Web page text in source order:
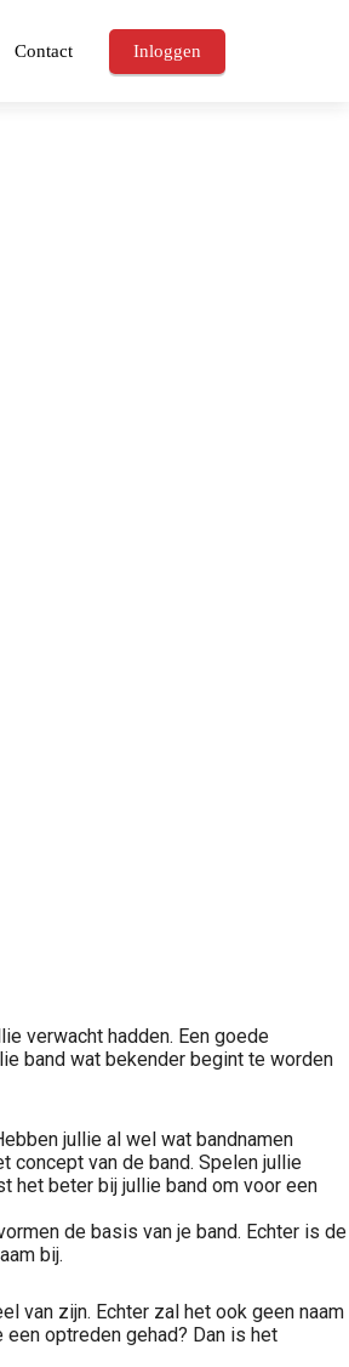
Contact Inloggen
verwacht hadden. Een goede
band wat bekender begint te worden
jullie al wel wat bandnamen
concept van de band. Spelen jullie
het beter bij jullie band om voor een
de basis van je band. Echter is de
bij.
van zijn. Echter zal het ook geen naam
optreden gehad? Dan is het